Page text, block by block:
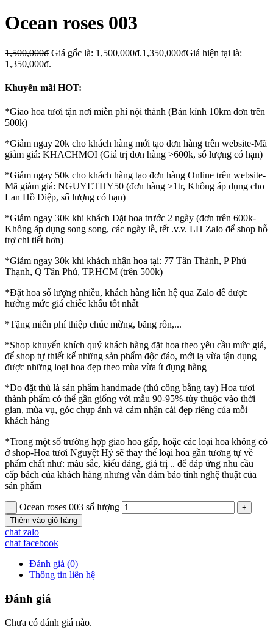
Ocean roses 003
1,500,000₫ Giá gốc là: 1,500,000₫.1,350,000₫Giá hiện tại là:
1,350,000₫.
Khuyến mãi HOT:
*Giao hoa tươi tận nơi miễn phí nội thành (Bán kính 10km đơn trên
500k)
*Giảm ngay 20k cho khách hàng mới tạo đơn hàng trên website-Mã
giảm giá: KHACHMOI (Giá trị đơn hàng >600k, số lượng có hạn)
*Giảm ngay 50k cho khách hàng tạo đơn hàng Online trên website-
Mã giảm giá: NGUYETHY50 (đơn hàng >1tr, Không áp dụng cho
Lan Hồ Điệp, số lượng có hạn)
*Giảm ngay 30k khi khách Đặt hoa trước 2 ngày (đơn trên 600k-
Không áp dụng song song, các ngày lễ, tết .v.v. LH Zalo để shop hỗ
trợ chi tiết hơn)
*Giảm ngay 30k khi khách nhận hoa tại: 77 Tân Thành, P Phú
Thạnh, Q Tân Phú, TP.HCM (trên 500k)
*Đặt hoa số lượng nhiều, khách hàng liên hệ qua Zalo để được
hưởng mức giá chiếc khấu tốt nhất
*Tặng miễn phí thiệp chúc mừng, băng rôn,...
*Shop khuyến khích quý khách hàng đặt hoa theo yêu cầu mức giá,
để shop tự thiết kế những sản phẩm độc đáo, mới lạ vừa tận dụng
được những loại hoa đẹp theo mùa vừa ít đụng hàng
*Do đặt thù là sản phẩm handmade (thủ công bằng tay) Hoa tươi
thành phẩm có thể gần giống với mẫu 90-95%-tùy thuộc vào thời
gian, mùa vụ, góc chụp ảnh và cảm nhận cái đẹp riêng của mỗi
khách hàng
*Trong một số trường hợp giao hoa gấp, hoặc các loại hoa không có
ở shop-Hoa tươi Nguyệt Hỷ sẽ thay thế loại hoa gần tương tự về
phẩm chất như: màu sắc, kiểu dáng, giá trị .. để đáp ứng nhu cầu
cấp bách của khách hàng nhưng vẫn đảm bảo tính nghệ thuật của
sản phẩm
Ocean roses 003 số lượng
Thêm vào giỏ hàng
chat zalo
chat facebook
Đánh giá (0)
Thông tin liên hệ
Đánh giá
Chưa có đánh giá nào.